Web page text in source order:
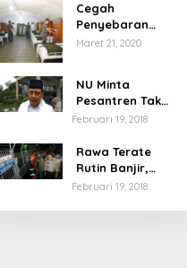
Cegah
Penyebaran
Virus Corona,
Pelayanan
Maret 21, 2020
NU Minta
Pesantren Tak
Terprovokasi
Februari 19, 2018
Rawa Terate
Rutin Banjir,
Anies Bakal Cek
Februari 19, 2018